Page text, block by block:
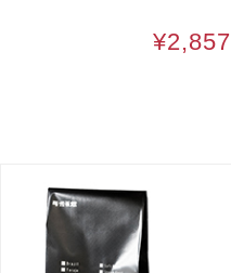
¥2,857